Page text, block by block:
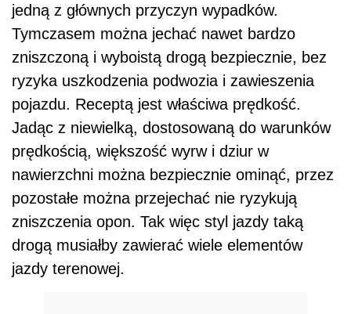
jedną z głównych przyczyn wypadków.
Tymczasem można jechać nawet bardzo
zniszczoną i wyboistą drogą bezpiecznie, bez
ryzyka uszkodzenia podwozia i zawieszenia
pojazdu. Receptą jest właściwa prędkość.
Jadąc z niewielką, dostosowaną do warunków
prędkością, większość wyrw i dziur w
nawierzchni można bezpiecznie ominąć, przez
pozostałe można przejechać nie ryzykują
zniszczenia opon. Tak więc styl jazdy taką
drogą musiałby zawierać wiele elementów
jazdy terenowej.